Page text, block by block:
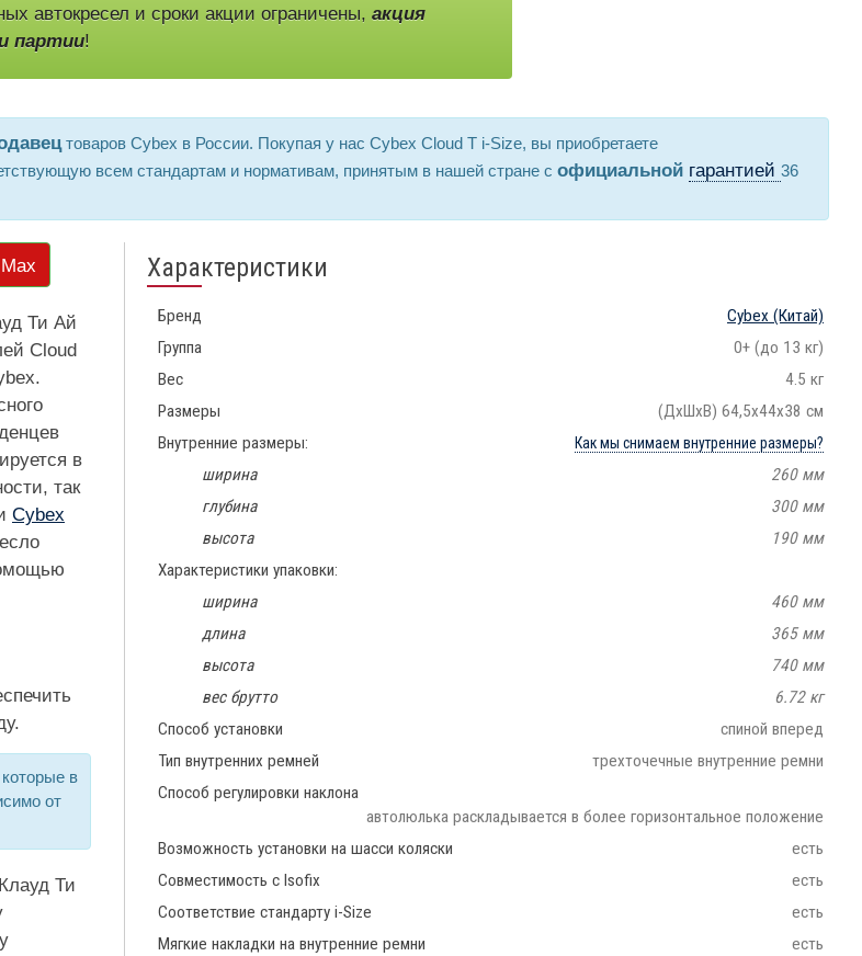
автокресел и сроки акции ограничены, акция
партии!
товаров Cybex в России. Покупая у нас Cybex Cloud T i-Size, вы приобретаете
всем стандартам и нормативам, принятым в нашей стране с официальной гарантией 36
Ти Ай
Cloud
в
так
Cybex
в
от
Ти
Характеристики
Бренд Cybex (Китай)
Группа
0+ (до 13 кг)
Вес
4.5 кг
Размеры
(ДхШхВ) 64,5х44х38 см
Внутренние размеры:
Как мы снимаем внутренние размеры?
ширина
260 мм
глубина
300 мм
высота
190 мм
Характеристики упаковки:
ширина
460 мм
длина
365 мм
высота
740 мм
вес брутто
6.72 кг
Способ установки
спиной вперед
Тип внутренних ремней
трехточечные внутренние ремни
Способ регулировки наклона
автолюлька раскладывается в более горизонтальное положение
Возможность установки на шасси коляски
есть
Совместимость с Isofix
есть
Соответствие стандарту i-Size
есть
Мягкие накладки на внутренние ремни
есть